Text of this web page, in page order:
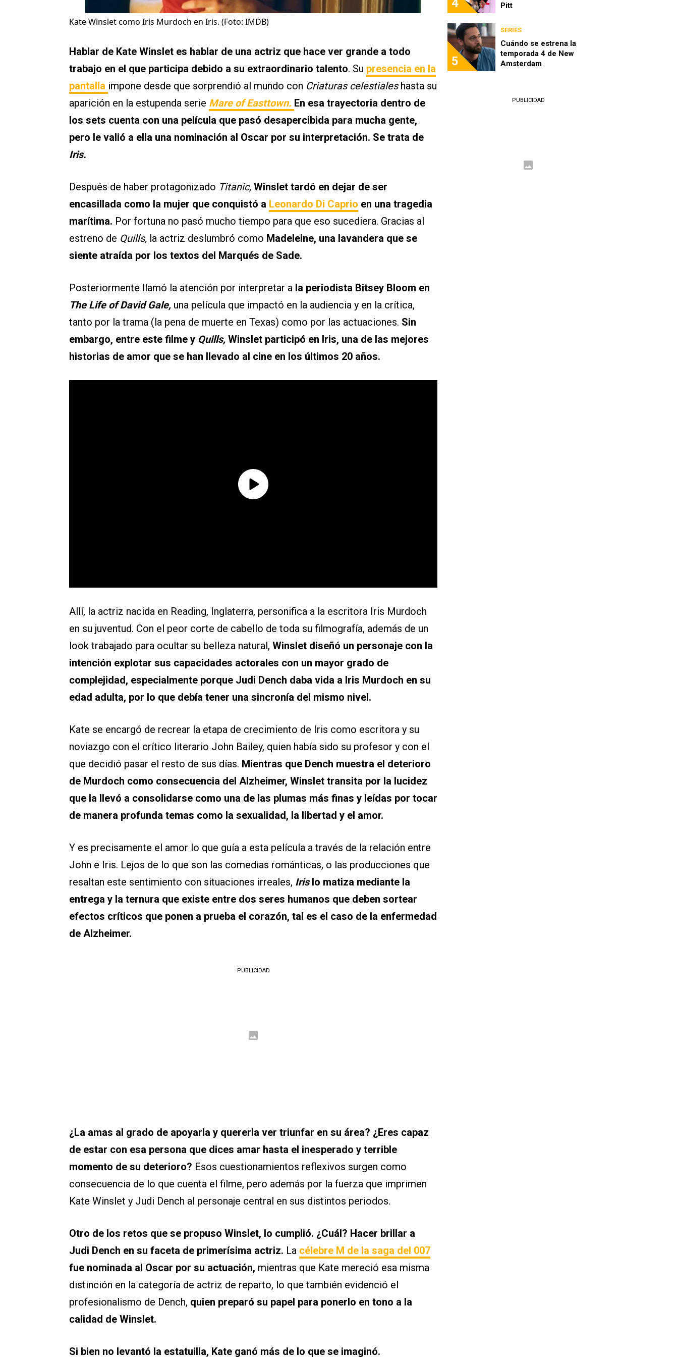
Kate Winslet como Iris Murdoch en Iris. (Foto: IMDB)
Hablar de Kate Winslet es hablar de una actriz que hace ver grande a todo
trabajo en el que participa debido a su extraordinario talento. Su presencia en la
pantalla impone desde que sorprendió al mundo con Criaturas celestialeshasta su
aparición en la estupenda serie Mare of Easttown. En esa trayectoria dentro de
los sets cuenta con una película que pasó desapercibida para mucha gente,
pero le valió a ella una nominación al Oscar por su interpretación. Se trata de
Iris.
Después de haber protagonizado Titanic, Winslet tardó en dejar de ser
encasillada como la mujer que conquistó a Leonardo Di Caprio en una tragedia
marítima. Por fortuna no pasó mucho tiempo para que eso sucediera. Gracias al
estreno de Quills, la actriz deslumbró como Madeleine, una lavandera que se
siente atraída por los textos del Marqués de Sade.
Posteriormente llamó la atención por interpretar a la periodista Bitsey Bloom en
The Life of David Gale, una película que impactó en la audiencia y en la crítica,
tanto por la trama (la pena de muerte en Texas) como por las actuaciones. Sin
embargo, entre este filme y Quills, Winslet participó en Iris, una de las mejores
historias de amor que se han llevado al cine en los últimos 20 años.
Allí, la actriz nacida en Reading, Inglaterra, personifica a la escritora Iris Murdoch
en su juventud. Con el peor corte de cabello de toda su filmografía, además de un
look trabajado para ocultar su belleza natural, Winslet diseñó un personaje con la
intención explotar sus capacidades actorales con un mayor grado de
complejidad, especialmente porque Judi Dench daba vida a Iris Murdoch en su
edad adulta, por lo que debía tener una sincronía del mismo nivel.
Kate se encargó de recrear la etapa de crecimiento de Iris como escritora y su
noviazgo con el crítico literario John Bailey, quien había sido su profesor y con el
que decidió pasar el resto de sus días. Mientras que Dench muestra el deterioro
de Murdoch como consecuencia del Alzheimer, Winslet transita por la lucidez
que la llevó a consolidarse como una de las plumas más finas y leídas por tocar
de manera profunda temas como la sexualidad, la libertad y el amor.
Y es precisamente el amor lo que guía a esta película a través de la relación entre
John e Iris. Lejos de lo que son las comedias románticas, o las producciones que
resaltan este sentimiento con situaciones irreales, Irislo matiza mediante la
entrega y la ternura que existe entre dos seres humanos que deben sortear
efectos críticos que ponen a prueba el corazón, tal es el caso de la enfermedad
de Alzheimer.
PUBLICIDAD
¿La amas al grado de apoyarla y quererla ver triunfar en su área? ¿Eres capaz
de estar con esa persona que dices amar hasta el inesperado y terrible
momento de su deterioro? Esos cuestionamientos reflexivos surgen como
consecuencia de lo que cuenta el filme, pero además por la fuerza que imprimen
Kate Winslet y Judi Dench al personaje central en sus distintos periodos.
Otro de los retos que se propuso Winslet, lo cumplió. ¿Cuál? Hacer brillar a
Judi Dench en su faceta de primerísima actriz. La célebre M de la saga del 007
fue nominada al Oscar por su actuación, mientras que Kate mereció esa misma
distinción en la categoría de actriz de reparto, lo que también evidenció el
profesionalismo de Dench, quien preparó su papel para ponerlo en tono a la
calidad de Winslet.
Si bien no levantó la estatuilla, Kate ganó más de lo que se imaginó.
4 Pitt
5
SERIES
Cuándo se estrena la
temporada 4 de New
Amsterdam
PUBLICIDAD